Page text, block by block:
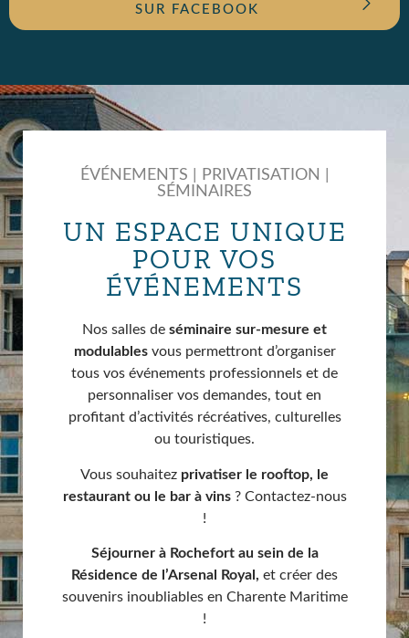
SUR FACEBOOK
ÉVÉNEMENTS | PRIVATISATION |
SÉMINAIRES
UN ESPACE UNIQUE
POUR VOS
ÉVÉNEMENTS
Nos salles de séminaire sur-mesure et
modulablesvous permettront d’organiser
tous vos événements professionnels et de
personnaliser vos demandes, tout en
profitant d’activités récréatives, culturelles
ou touristiques.
Vous souhaitez privatiser le rooftop, le
restaurant ou le bar à vins? Contactez-nous
!
Séjourner à Rochefort au sein de la
Résidence de l’Arsenal Royal, et créer des
souvenirs inoubliables en Charente Maritime
!